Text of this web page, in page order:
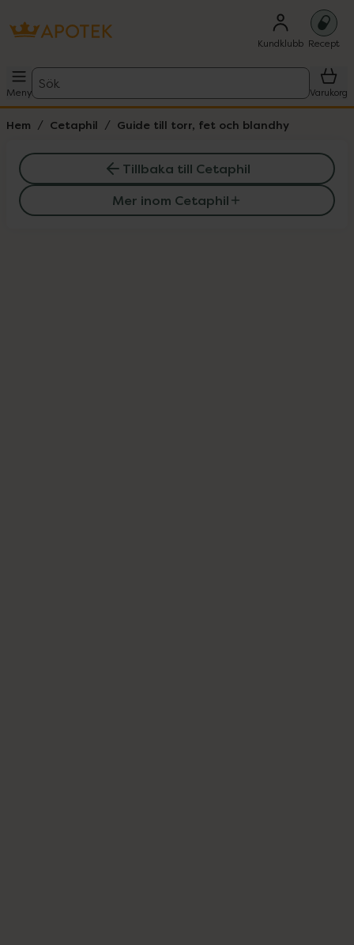
Kundklubb Recept
Meny
Sök
Varukorg
Hem Cetaphil Guide till torr, fet och blandhy
Tillbaka till Cetaphil
Mer inom Cetaphil